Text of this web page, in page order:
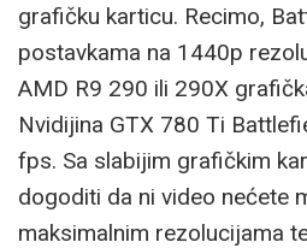
grafičku karticu. Recimo,
postavkama na 1440p
AMD R9 290 ili 290X
Nvidijina GTX 780 Ti
fps. Sa slabijim grafičkim
dogoditi da ni video nećete
maksimalnim rezolucijama